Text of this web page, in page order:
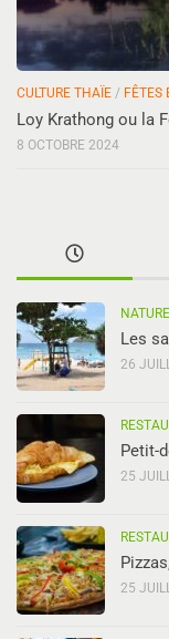
CULTURE THAÏE / FÊTES
Loy Krathong ou la
8 OCTOBRE 2024
NATURE
Les
26
Petit-
25
25